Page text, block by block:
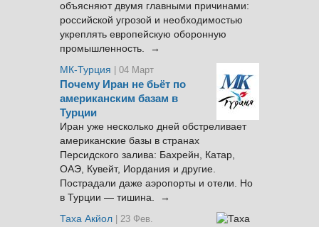
объясняют двумя главными причинами:
российской угрозой и необходимостью
укреплять европейскую оборонную
промышленность. →
МК-Турция
| 04 Март
Почему Иран не бьёт по
американским базам в
Турции
Иран уже несколько дней обстреливает
американские базы в странах
Персидского залива: Бахрейн, Катар,
ОАЭ, Кувейт, Иордания и другие.
Пострадали даже аэропорты и отели. Но
в Турции — тишина. →
Таха Акйол | 23 Фев.